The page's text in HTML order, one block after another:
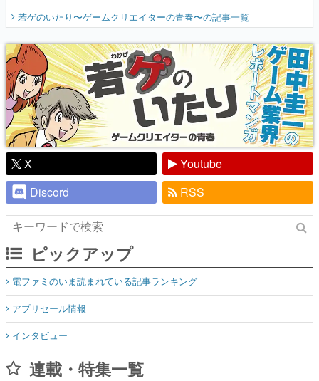
『少年ジャンプ』色だった【若ゲのいた
り】
若ゲのいたり〜ゲームクリエイターの青春〜の記事一覧
X
Youtube
Discord
RSS
ピックアップ
電ファミのいま読まれている記事ランキング
アプリセール情報
インタビュー
連載・特集一覧